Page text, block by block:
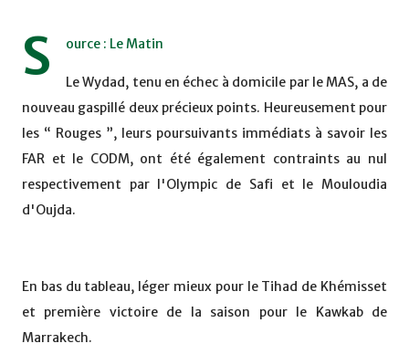
S ource : Le Matin
Le Wydad, tenu en échec à domicile par le MAS, a de
nouveau gaspillé deux précieux points. Heureusement pour
les “ Rouges ”, leurs poursuivants immédiats à savoir les
FAR et le CODM, ont été également contraints au nul
respectivement par l'Olympic de Safi et le Mouloudia
d'Oujda.
En bas du tableau, léger mieux pour le Tihad de Khémisset
et première victoire de la saison pour le Kawkab de
Marrakech.